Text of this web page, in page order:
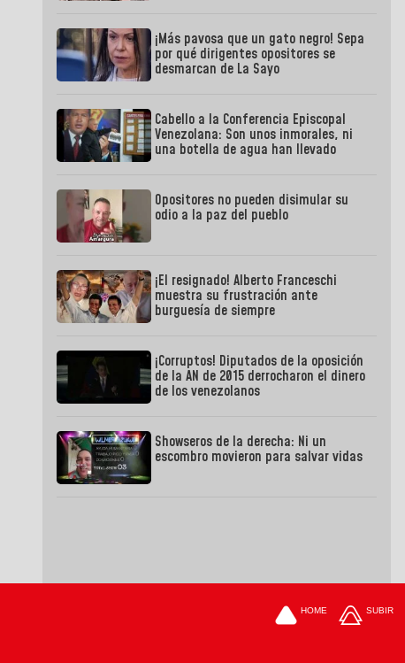
¡Más pavosa que un gato negro! Sepa
por qué dirigentes opositores se
desmarcan de La Sayo
Cabello a la Conferencia Episcopal
Venezolana: Son unos inmorales, ni
una botella de agua han llevado
Opositores no pueden disimular su
odio a la paz del pueblo
¡El resignado! Alberto Franceschi
muestra su frustración ante
burguesía de siempre
¡Corruptos! Diputados de la oposición
de la AN de 2015 derrocharon el dinero
de los venezolanos
Showseros de la derecha: Ni un
escombro movieron para salvar vidas
HOME SUBIR